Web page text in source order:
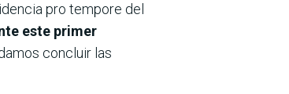
pro tempore del
este primer
concluir las